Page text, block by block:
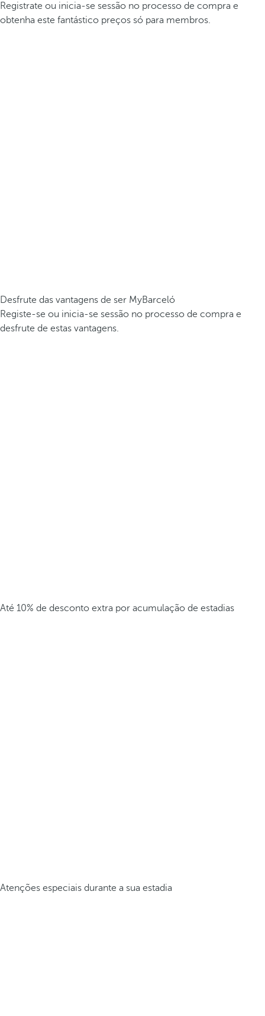
Registrate ou inicia-se sessão no processo de compra e
obtenha este fantástico preços só para membros.
Desfrute das vantagens de ser MyBarceló
Registe-se ou inicia-se sessão no processo de compra e
desfrute de estas vantagens.
Até 10% de desconto extra por acumulação de estadias
Atenções especiais durante a sua estadia